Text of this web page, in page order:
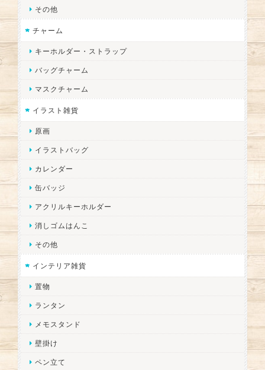
その他
チャーム
キーホルダー・ストラップ
バッグチャーム
マスクチャーム
イラスト雑貨
原画
イラストバッグ
カレンダー
缶バッジ
アクリルキーホルダー
消しゴムはんこ
その他
インテリア雑貨
置物
ランタン
メモスタンド
壁掛け
ペン立て